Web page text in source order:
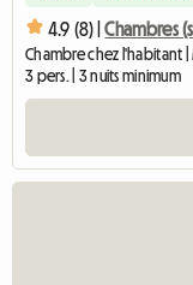
4.9 (8) | Chambres
Chambre chez l'habitant
3 pers. | 3 nuits minimum